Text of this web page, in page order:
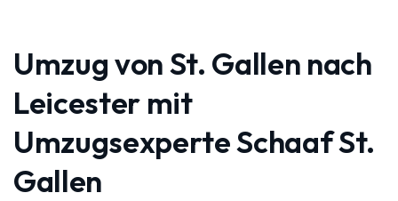
Umzug von St. Gallen nach
Leicester mit
Umzugsexperte Schaaf St.
Gallen